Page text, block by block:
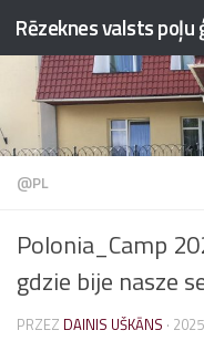
Przejdź do treści
Rēzeknes valsts poļu
@PL
Polonia_Camp
gdzie bije nasze
PRZEZ DAINIS UŠKĀNS ·